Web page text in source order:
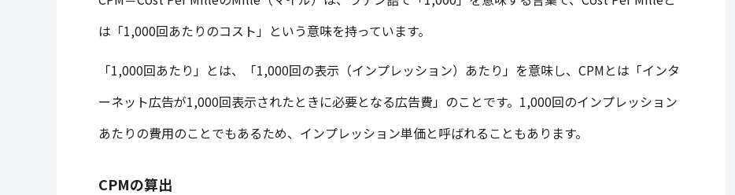
は「1,000回あたりのコスト」という意味を持っています。
「1,000回あたり」とは、「1,000回の表示（インプレッション）あたり」を意味し、CPMとは「インタ
ーネット広告が1,000回表示されたときに必要となる広告費」のことです。1,000回のインプレッション
あたりの費用のことでもあるため、インプレッション単価と呼ばれることもあります。
CPMの算出